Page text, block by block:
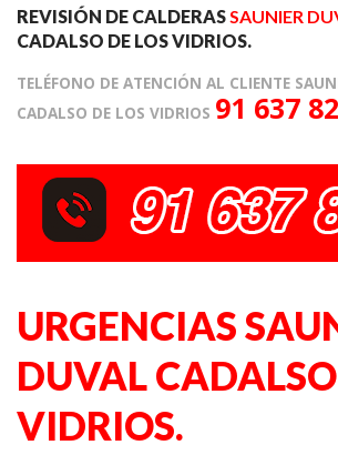
REVISIÓN DE CALDERASSAUNIER
CADALSO DE LOS VIDRIOS.
TELÉFONO DE ATENCIÓN AL CLIENTE
CADALSO DE LOS VIDRIOS 91 637
URGENCIAS
DUVAL
VIDRIOS.